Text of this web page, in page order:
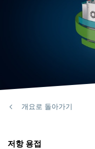
개요로 돌아가기
저항 용접